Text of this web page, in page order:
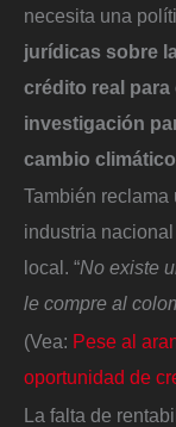
necesita una
jurídicas sobre
crédito real
investigación
cambio
También
industria
local. “No existe
le compre al
(Vea: Pese al
oportunidad de
La falta de